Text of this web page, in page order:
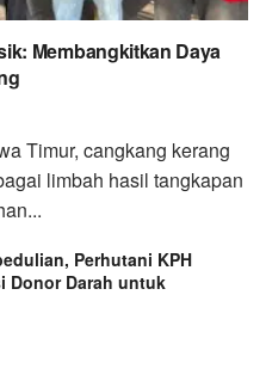
Membangkitkan Daya
Timur, cangkang kerang
limbah hasil tangkapan
Perhutani KPH
Donor Darah untuk